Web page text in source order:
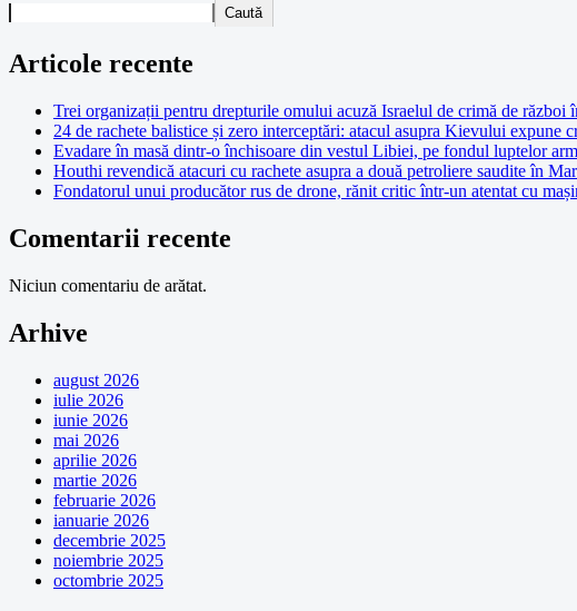
Caută
Articole recente
Trei organizații pentru drepturile omului acuză Israelul de crimă de război
24 de rachete balistice și zero interceptări: atacul asupra Kievului expune
Evadare în masă dintr-o închisoare din vestul Libiei, pe fondul luptelor
Houthi revendică atacuri cu rachete asupra a două petroliere saudite în
Fondatorul unui producător rus de drone, rănit critic într-un atentat cu
Comentarii recente
Niciun comentariu de arătat.
Arhive
august 2026
iulie 2026
iunie 2026
mai 2026
aprilie 2026
martie 2026
februarie 2026
ianuarie 2026
decembrie 2025
noiembrie 2025
octombrie 2025